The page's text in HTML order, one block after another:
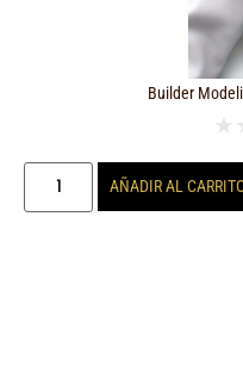
Builder
★
AÑADIR AL